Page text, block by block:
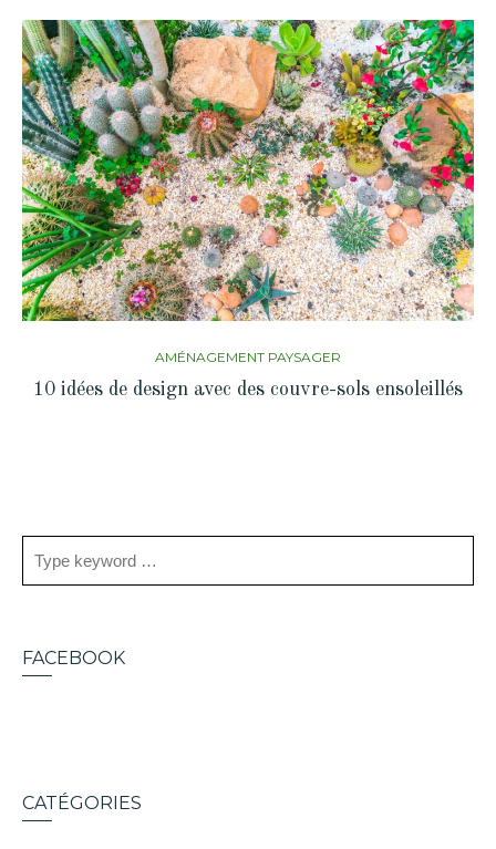
AMÉNAGEMENT PAYSAGER
10 idées de design avec des couvre-sols ensoleillés
FACEBOOK
CATÉGORIES